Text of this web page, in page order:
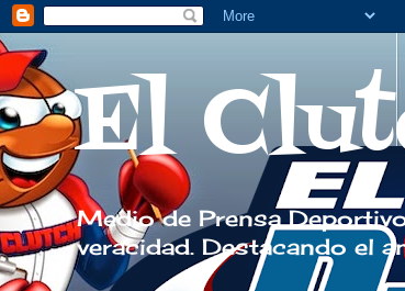
El
Medio de Prensa
veracidad. Destacando el